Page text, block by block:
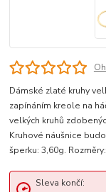
Dámské zlaté kruhy
zapínáním kreole na
velkých kruhů
Kruhové náušnice
šperku: 3,60g.
Sleva končí: